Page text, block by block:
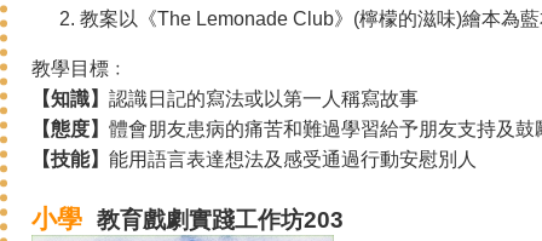
教案以《The Lemonade Club》(檸檬的滋味)繪本為
教學目標﹕
【知識】 認識日記的寫法或以第一人稱寫故事
【態度】 體會朋友患病的痛苦和難過學習給予朋友支持及鼓
【技能】 能用語言表達想法及感受通過行動安慰別人
小學 教育戲劇實踐工作坊203